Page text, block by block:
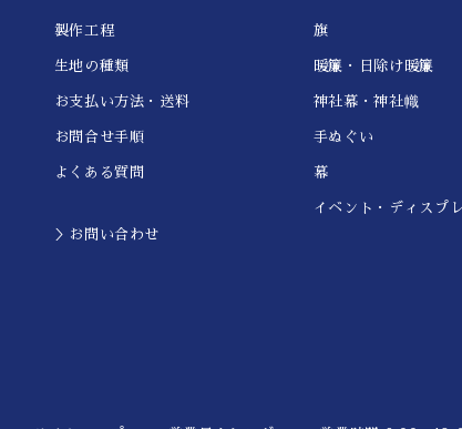
製作工程
生地の種類
お支払い方法・送料
お問合せ手順
よくある質問
＞お問い合わせ
旗
暖簾・日除け暖簾
神社幕・神社幟
手ぬぐい
幕
イベント・ディスプ